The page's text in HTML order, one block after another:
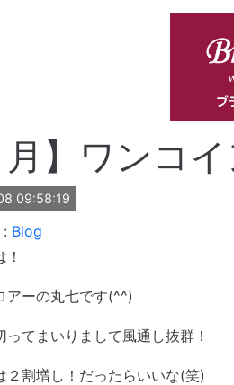
月】ワンコ
09:58:19
Blog
アーの丸七です(^^)
ってまいりまして風通し抜群！
２割増し！だったらいいな(笑)